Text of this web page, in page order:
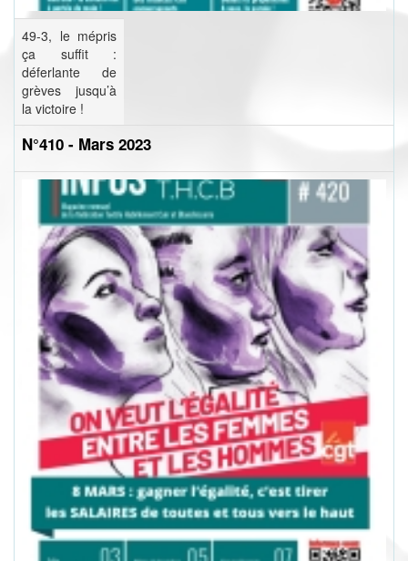
49-3, le mépris
ça suffit :
déferlante de
grèves jusqu’à
la victoire !
N°410 - Mars 2023